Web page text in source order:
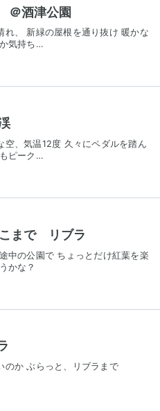
酒津公園
れ、 新緑の屋根を通り抜け 暖かな
気持ち…
空、気温12度 久々にペダルを踏ん
ピーク…
こまで リブラ
中の公園で ちょっとだけ紅葉を楽
かな？
のか ぶらっと、リブラまで